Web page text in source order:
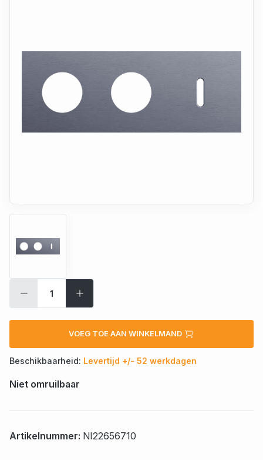
VOEG TOE AAN WINKELMAND
Beschikbaarheid: Levertijd +/- 52 werkdagen
Niet omruilbaar
Artikelnummer: NI22656710